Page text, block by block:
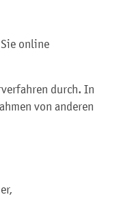
online
durch. In
von anderen